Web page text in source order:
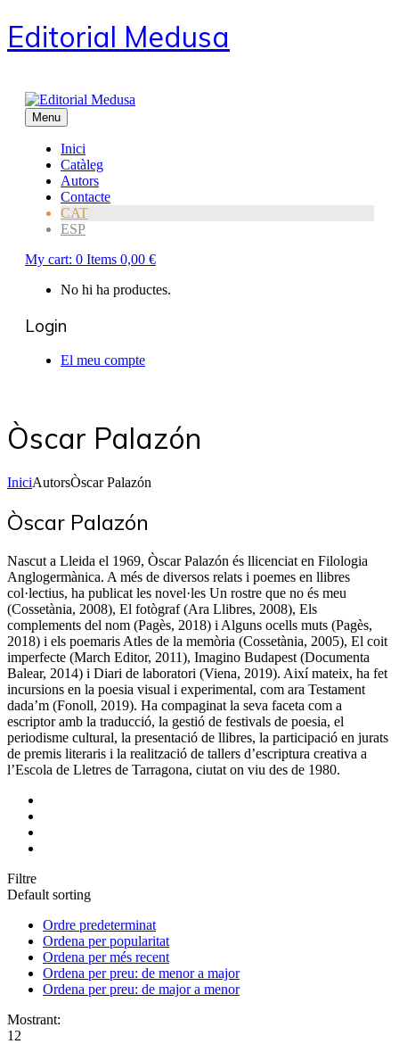
Editorial Medusa
Menu
Inici
Catàleg
Autors
Contacte
CAT
ESP
My cart: 0 Items 0,00 €
No hi ha productes.
Login
El meu compte
Òscar Palazón
IniciAutorsÒscar Palazón
Òscar Palazón
Nascut a Lleida el 1969, Òscar Palazón és llicenciat en Filologia
Anglogermànica. A més de diversos relats i poemes en llibres
col·lectius, ha publicat les novel·les Un rostre que no és meu
(Cossetània, 2008), El fotògraf (Ara Llibres, 2008), Els
complements del nom (Pagès, 2018) i Alguns ocells muts (Pagès,
2018) i els poemaris Atles de la memòria (Cossetània, 2005), El coit
imperfecte (March Editor, 2011), Imagino Budapest (Documenta
Balear, 2014) i Diari de laboratori (Viena, 2019). Així mateix, ha fet
incursions en la poesia visual i experimental, com ara Testament
dada’m (Fonoll, 2019). Ha compaginat la seva faceta com a
escriptor amb la traducció, la gestió de festivals de poesia, el
periodisme cultural, la presentació de llibres, la participació en jurats
de premis literaris i la realització de tallers d’escriptura creativa a
l’Escola de Lletres de Tarragona, ciutat on viu des de 1980.
Filtre
Default sorting
Ordre predeterminat
Ordena per popularitat
Ordena per més recent
Ordena per preu: de menor a major
Ordena per preu: de major a menor
Mostrant:
12